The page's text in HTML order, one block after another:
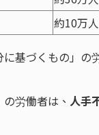
約10万人
基づくもの」の
労働者は、 人手